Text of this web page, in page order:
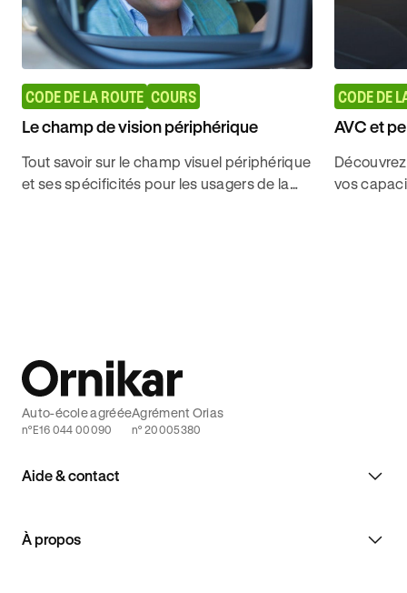
CODE DE LA ROUTE COURS
Le champ de vision périphérique
Tout savoir sur le champ visuel périphérique
et ses spécificités pour les usagers de la
CODE DE
AVC et
vos
Aide & contact
À propos
Auto-école agréée
n°E16 044 00090
Agrément Orias
n° 20005380